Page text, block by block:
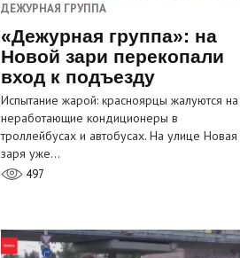
ДЕЖУРНАЯ ГРУППА
«Дежурная группа»: на
Новой зари перекопали
вход к подъезду
Испытание жарой: красноярцы жалуются на
неработающие кондиционеры в
троллейбусах и автобусах. На улице Новая
заря уже…
497